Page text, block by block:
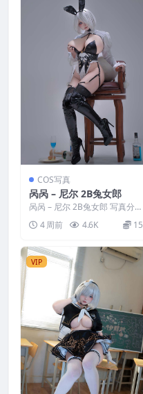
COS写真
呙呙 – 尼尔 2B兔女郎
呙呙 – 尼尔 2B兔女郎 写真分
类：唯美，参与模特：呙呙 [资
源大小]：[18...
4 周前 4.6K 15
VIP